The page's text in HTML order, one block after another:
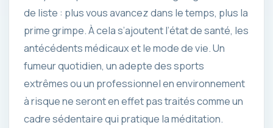
de liste : plus vous avancez dans le temps, plus la
prime grimpe. À cela s’ajoutent l’état de santé, les
antécédents médicaux et le mode de vie. Un
fumeur quotidien, un adepte des sports
extrêmes ou un professionnel en environnement
à risque ne seront en effet pas traités comme un
cadre sédentaire qui pratique la méditation.